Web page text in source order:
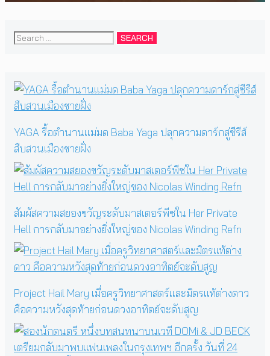
Search
YAGA รื้อตำนานแม่มด Baba Yaga ปลุกความดาร์กสู่ซีรีส์
สืบสวนเมืองชายฝั่ง
สัมผัสความสยองขวัญระดับมาสเตอร์พีซใน Her Private
Hell การกลับมาอย่างยิ่งใหญ่ของ Nicolas Winding Refn
Project Hail Mary เมื่อครูวิทยาศาสตร์และมิตรแท้ต่างดาว
คือความหวังสุดท้ายก่อนดวงอาทิตย์จะดับสูญ